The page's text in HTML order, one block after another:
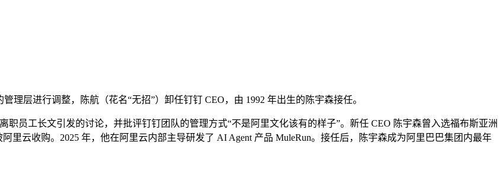
理层进行调整，陈航（花名“无招”）卸任钉钉 CEO，由 1992 年出生的陈宇森接任。
员工长文引发的讨论，并批评钉钉团队的管理方式“不是阿里文化该有的样子”。新任 CEO 陈宇森曾入选福布斯亚洲
里云收购。2025 年，他在阿里云内部主导研发了 AI Agent 产品 MuleRun。接任后，陈宇森成为阿里巴巴集团内最年